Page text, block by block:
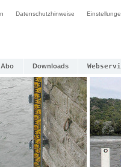
Datenschutzhinweise
Abo Downloads